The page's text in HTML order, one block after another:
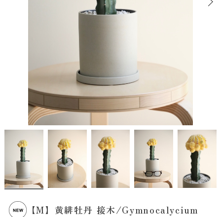
【M】黄緋牡丹 接木/Gymnocalycium